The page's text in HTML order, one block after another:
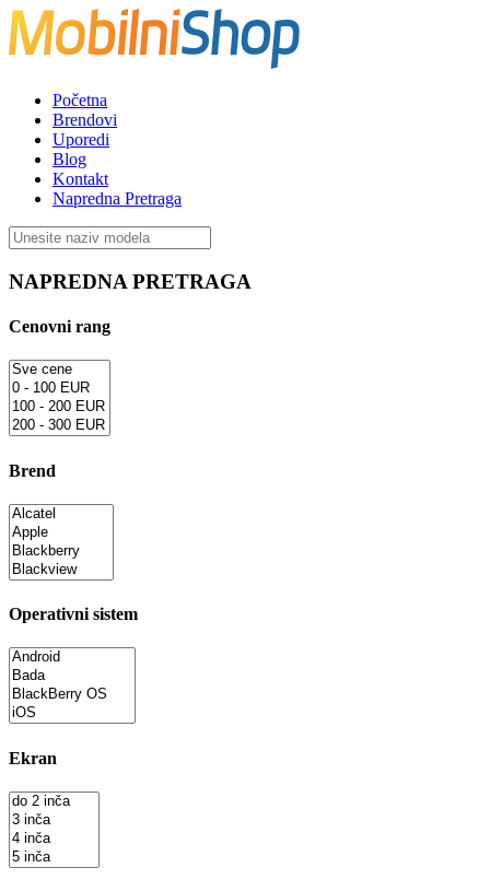
Početna
Brendovi
Uporedi
Blog
Kontakt
Napredna Pretraga
NAPREDNA PRETRAGA
Cenovni rang
Brend
Operativni sistem
Ekran